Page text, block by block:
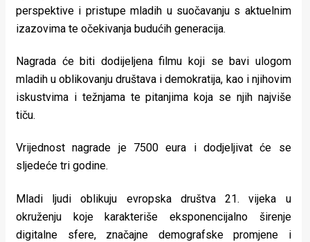
pokretu
Ideje
koje
rade
Urban
Places
Aktivizam
Aktuelnosti
Promo
perspektive i pristupe mladih u suočavanju s aktuelnim
izazovima te očekivanja budućih generacija.
Nagrada će biti dodijeljena filmu koji se bavi ulogom
mladih u oblikovanju društava i demokratija, kao i njihovim
iskustvima i težnjama te pitanjima koja se njih najviše
tiču.
Vrijednost nagrade je 7500 eura i dodjeljivat će se
sljedeće tri godine.
Mladi ljudi oblikuju evropska društva 21. vijeka u
okruženju koje karakteriše eksponencijalno širenje
digitalne sfere, značajne demografske promjene i